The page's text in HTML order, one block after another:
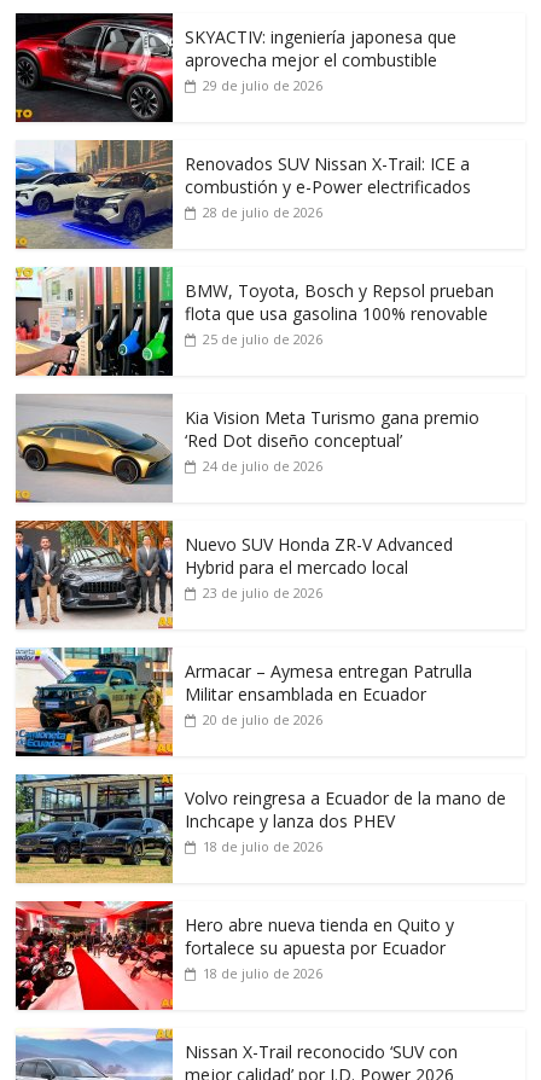
SKYACTIV: ingeniería japonesa que
aprovecha mejor el combustible
29 de julio de 2026
Renovados SUV Nissan X-Trail: ICE a
combustión y e-Power electrificados
28 de julio de 2026
BMW, Toyota, Bosch y Repsol prueban
flota que usa gasolina 100% renovable
25 de julio de 2026
Kia Vision Meta Turismo gana premio
‘Red Dot diseño conceptual’
24 de julio de 2026
Nuevo SUV Honda ZR-V Advanced
Hybrid para el mercado local
23 de julio de 2026
Armacar – Aymesa entregan Patrulla
Militar ensamblada en Ecuador
20 de julio de 2026
Volvo reingresa a Ecuador de la mano de
Inchcape y lanza dos PHEV
18 de julio de 2026
Hero abre nueva tienda en Quito y
fortalece su apuesta por Ecuador
18 de julio de 2026
Nissan X-Trail reconocido ‘SUV con
mejor calidad’ por J.D. Power 2026